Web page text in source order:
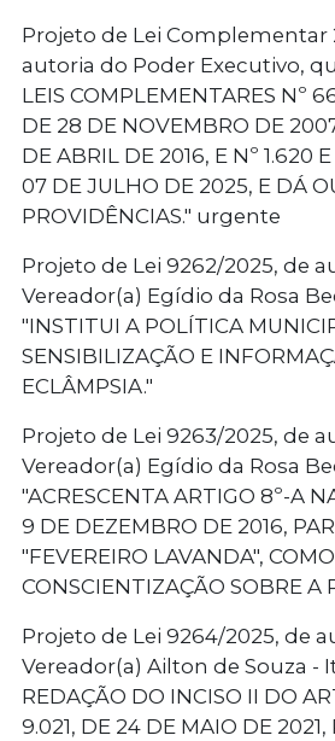
Projeto de Lei Complementar
autoria do Poder Executivo,
LEIS COMPLEMENTARES Nº
DE 28 DE NOVEMBRO DE
DE ABRIL DE 2016, E Nº 1.620
07 DE JULHO DE 2025, E DÁ
PROVIDÊNCIAS." urgente
Projeto de Lei 9262/2025, de
Vereador(a) Egídio da Rosa
"INSTITUI A POLÍTICA
SENSIBILIZAÇÃO E
ECLÂMPSIA."
Projeto de Lei 9263/2025, de
Vereador(a) Egídio da Rosa
"ACRESCENTA ARTIGO 8º-A
9 DE DEZEMBRO DE 2016,
"FEVEREIRO LAVANDA",
CONSCIENTIZAÇÃO SOBRE A
Projeto de Lei 9264/2025, de
Vereador(a) Ailton de Souza -
REDAÇÃO DO INCISO II DO
9.021, DE 24 DE MAIO DE 2021,